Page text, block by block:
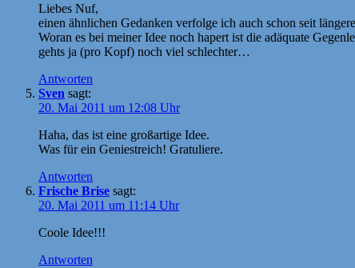
Liebes Nuf,
einen ähnlichen Gedanken verfolge ich auch schon seit
Woran es bei meiner Idee noch hapert ist die adäquate
gehts ja (pro Kopf) noch viel schlechter…
Antworten
Sven sagt:
20. Mai 2011 um 12:08 Uhr
Haha, das ist eine großartige Idee.
Was für ein Geniestreich! Gratuliere.
Antworten
Frische Brise sagt:
20. Mai 2011 um 11:14 Uhr
Coole Idee!!!
Antworten